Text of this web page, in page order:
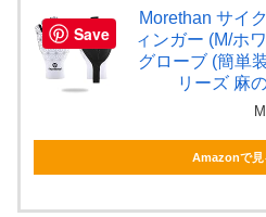
Morethan サイ
ィンガー (M/ホ
グローブ (簡単
リーズ 麻
Amazonで見
Save